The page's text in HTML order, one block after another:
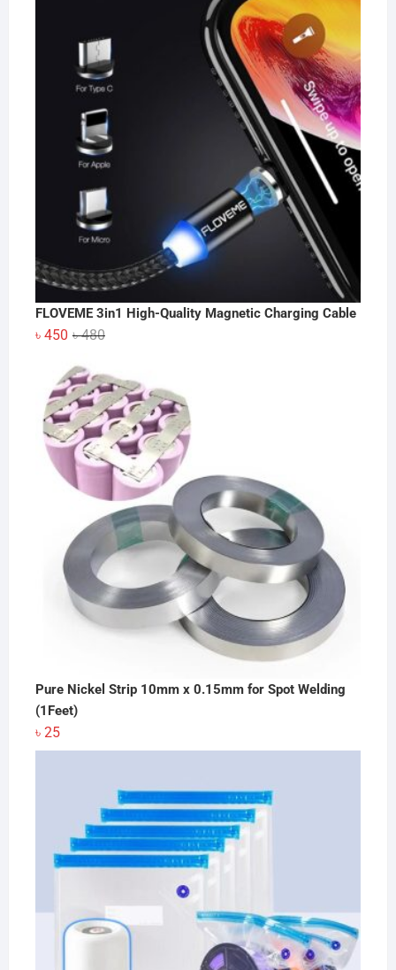
FLOVEME 3in1 High-Quality Magnetic Charging Cable
৳480Original
was:
৳ 480.
৳ 450
Current
is:
৳ 450.
Pure Nickel Strip 10mm x 0.15mm for Spot Welding
(1Feet)
৳ 25